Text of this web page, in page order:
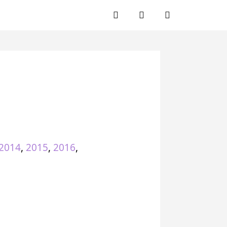
FacebookTwitter
, 2015, 2016,